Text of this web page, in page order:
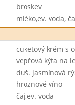
broskev
mléko,ev. voda,
cuketový krém s
vepřová kýta na
duš. jasmínová
hroznové víno
čaj,ev. voda